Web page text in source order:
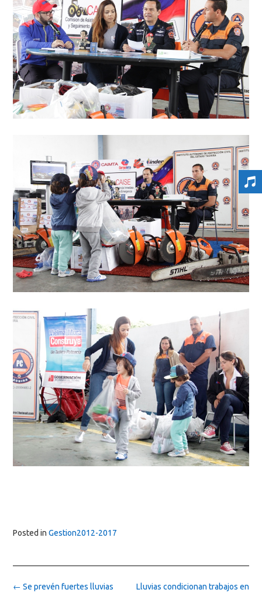
Posted in Gestion2012-2017
Post
Lluvias condicionan trabajos en
← Se prevén fuertes lluvias